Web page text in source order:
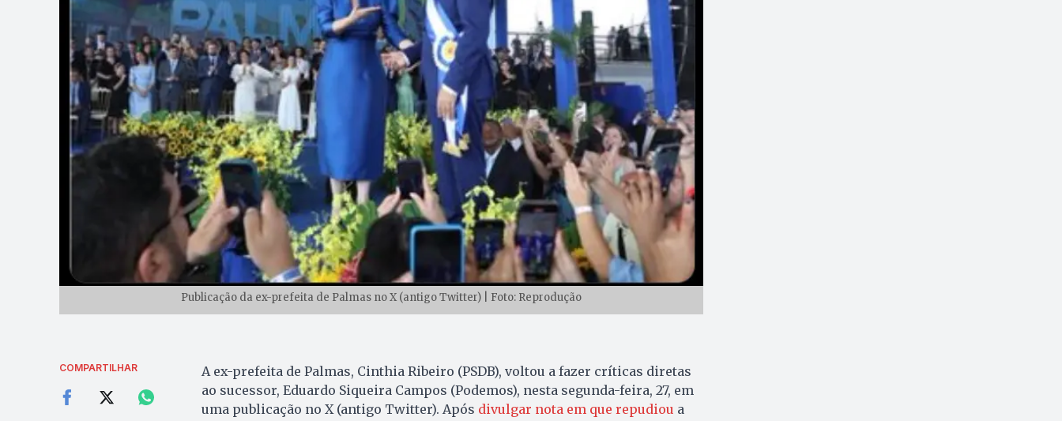
Publicação da ex-prefeita de Palmas no X (antigo Twitter) | Foto: Reprodução
COMPARTILHAR
A ex-prefeita de Palmas, Cinthia Ribeiro (PSDB), voltou a fazer críticas diretas
ao sucessor, Eduardo Siqueira Campos (Podemos), nesta segunda-feira, 27, em
uma publicação no X (antigo Twitter). Após divulgar nota em que repudiou a